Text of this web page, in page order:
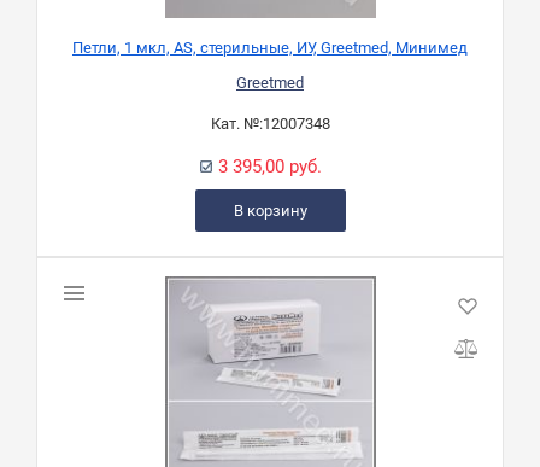
Петли, 1 мкл, АS, стерильные, ИУ, Greetmed, Минимед
Greetmed
Кат. №:12007348
3 395,00 руб.
В корзину